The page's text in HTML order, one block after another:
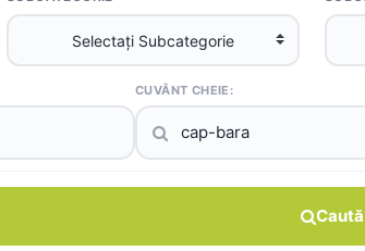
CUVÂNT CHEIE:
Caută